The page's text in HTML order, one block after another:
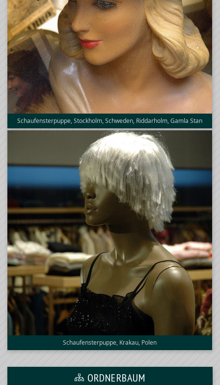
Schaufensterpuppe, Stockholm, Schweden, Riddarholm, Gamla Stan
Schaufensterpuppe, Krakau, Polen
ORDNERBAUM